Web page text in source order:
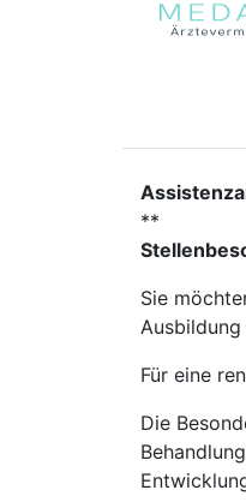
**
Sie
Für eine
Die